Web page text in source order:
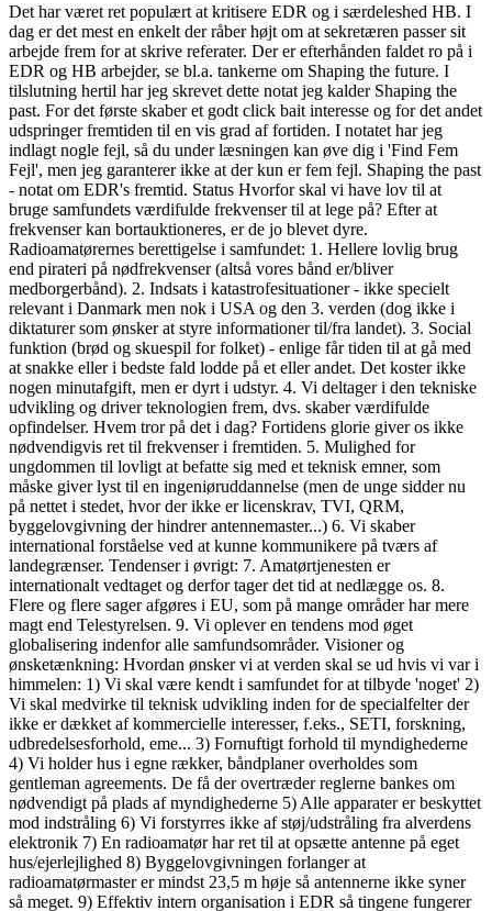
Det har været ret populært at kritisere EDR og i særdeleshed HB. I
dag er det mest en enkelt der råber højt om at sekretæren passer sit
arbejde frem for at skrive referater. Der er efterhånden faldet ro på i
EDR og HB arbejder, se bl.a. tankerne om Shaping the future. I
tilslutning hertil har jeg skrevet dette notat jeg kalder Shaping the
past. For det første skaber et godt click bait interesse og for det andet
udspringer fremtiden til en vis grad af fortiden. I notatet har jeg
indlagt nogle fejl, så du under læsningen kan øve dig i 'Find Fem
Fejl', men jeg garanterer ikke at der kun er fem fejl. Shaping the past
- notat om EDR's fremtid. Status Hvorfor skal vi have lov til at
bruge samfundets værdifulde frekvenser til at lege på? Efter at
frekvenser kan bortauktioneres, er de jo blevet dyre.
Radioamatørernes berettigelse i samfundet: 1. Hellere lovlig brug
end pirateri på nødfrekvenser (altså vores bånd er/bliver
medborgerbånd). 2. Indsats i katastrofesituationer - ikke specielt
relevant i Danmark men nok i USA og den 3. verden (dog ikke i
diktaturer som ønsker at styre informationer til/fra landet). 3. Social
funktion (brød og skuespil for folket) - enlige får tiden til at gå med
at snakke eller i bedste fald lodde på et eller andet. Det koster ikke
nogen minutafgift, men er dyrt i udstyr. 4. Vi deltager i den tekniske
udvikling og driver teknologien frem, dvs. skaber værdifulde
opfindelser. Hvem tror på det i dag? Fortidens glorie giver os ikke
nødvendigvis ret til frekvenser i fremtiden. 5. Mulighed for
ungdommen til lovligt at befatte sig med et teknisk emner, som
måske giver lyst til en ingeniøruddannelse (men de unge sidder nu
på nettet i stedet, hvor der ikke er licenskrav, TVI, QRM,
byggelovgivning der hindrer antennemaster...) 6. Vi skaber
international forståelse ved at kunne kommunikere på tværs af
landegrænser. Tendenser i øvrigt: 7. Amatørtjenesten er
internationalt vedtaget og derfor tager det tid at nedlægge os. 8.
Flere og flere sager afgøres i EU, som på mange områder har mere
magt end Telestyrelsen. 9. Vi oplever en tendens mod øget
globalisering indenfor alle samfundsområder. Visioner og
ønsketænkning: Hvordan ønsker vi at verden skal se ud hvis vi var i
himmelen: 1) Vi skal være kendt i samfundet for at tilbyde 'noget' 2)
Vi skal medvirke til teknisk udvikling inden for de specialfelter der
ikke er dækket af kommercielle interesser, f.eks., SETI, forskning,
udbredelsesforhold, eme... 3) Fornuftigt forhold til myndighederne
4) Vi holder hus i egne rækker, båndplaner overholdes som
gentleman agreements. De få der overtræder reglerne bankes om
nødvendigt på plads af myndighederne 5) Alle apparater er beskyttet
mod indstråling 6) Vi forstyrres ikke af støj/udstråling fra alverdens
elektronik 7) En radioamatør har ret til at opsætte antenne på eget
hus/ejerlejlighed 8) Byggelovgivningen forlanger at
radioamatørmaster er mindst 23,5 m høje så antennerne ikke syner
så meget. 9) Effektiv intern organisation i EDR så tingene fungerer